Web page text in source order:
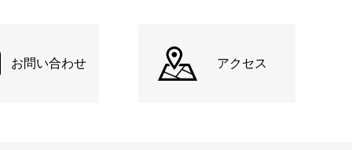
お問い合わせ アクセス